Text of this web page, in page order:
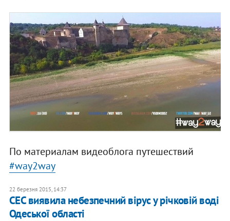
По материалам видеоблога путешествий
#way2way
22 березня 2015, 14:37
СЕС виявила небезпечний вірус у річковій воді
Одеської області